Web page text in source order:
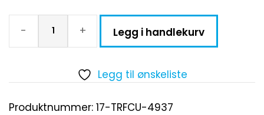
- + Legg i handlekurv
Legg til ønskeliste
Produktnummer: 17-TRFCU-4937